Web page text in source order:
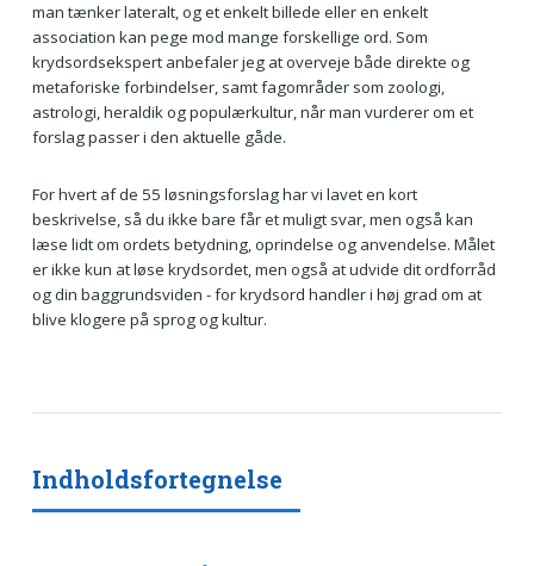
man tænker lateralt, og et enkelt billede eller en enkelt
association kan pege mod mange forskellige ord. Som
krydsordsekspert anbefaler jeg at overveje både direkte og
metaforiske forbindelser, samt fagområder som zoologi,
astrologi, heraldik og populærkultur, når man vurderer om et
forslag passer i den aktuelle gåde.
For hvert af de 55 løsningsforslag har vi lavet en kort
beskrivelse, så du ikke bare får et muligt svar, men også kan
læse lidt om ordets betydning, oprindelse og anvendelse. Målet
er ikke kun at løse krydsordet, men også at udvide dit ordforråd
og din baggrundsviden - for krydsord handler i høj grad om at
blive klogere på sprog og kultur.
Indholdsfortegnelse